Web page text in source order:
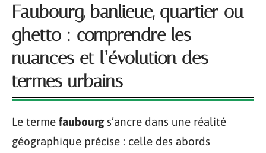
Faubourg, banlieue, quartier ou
ghetto : comprendre les
nuances et l’évolution des
termes urbains
Le terme faubourgs’ancre dans une réalité
géographique précise : celle des abords